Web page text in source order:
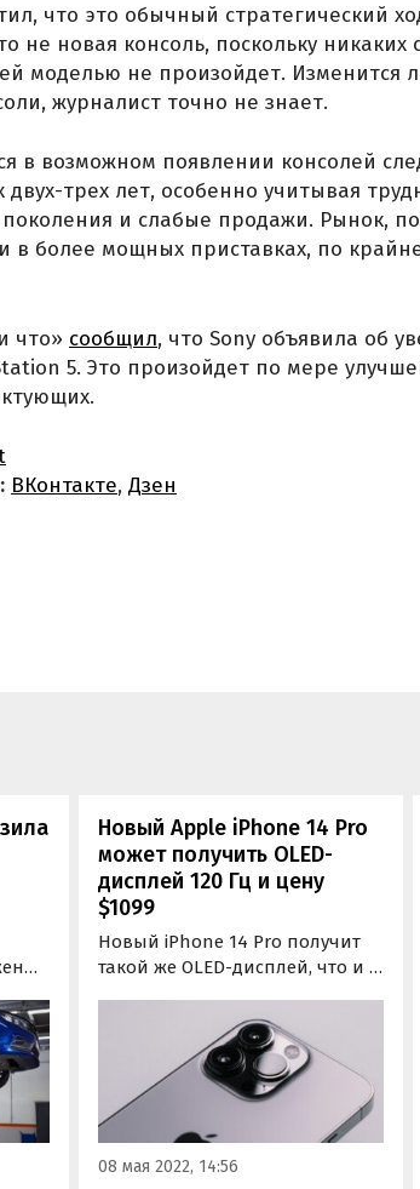
что это обычный стратегический
не новая консоль, поскольку
моделью не произойдет. Изменится
журналист точно не знает.
в возможном появлении консолей
трех лет, особенно учитывая
поколения и слабые продажи. Рынок,
в более мощных приставках, по
что» сообщил, что Sony объявила об
5. Это произойдет по мере
ВКонтакте, Дзен
Новый Apple iPhone 14 Pro
может получить OLED-
дисплей 120 Гц и цену
$1099
Новый iPhone 14 Pro получит
такой же OLED-дисплей, что и у
диагональю 6,06 дюйма с
разрешением 2532 х 1170
пикселей и частотой до 120 Гц.
Об этом сообщил в своем
Twitter пользователь
Shadow_Leak.
08 мая 2022, 14:56